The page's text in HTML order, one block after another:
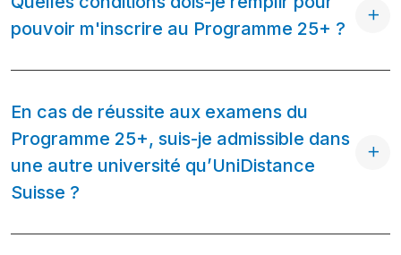
pouvoir m'inscrire au Programme 25+ ?
En cas de réussite aux examens du
Programme 25+, suis-je admissible dans
une autre université qu’UniDistance
Suisse ?